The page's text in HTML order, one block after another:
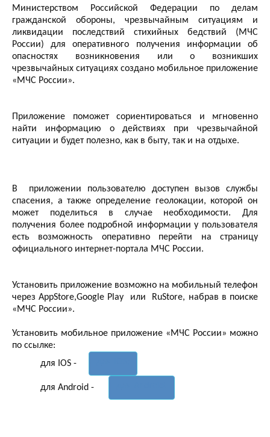
Министерством Российской Федерации по делам
гражданской обороны, чрезвычайным ситуациям и
ликвидации последствий стихийных бедствий (МЧС
России) для оперативного получения информации об
опасностях возникновения или о возникших
чрезвычайных ситуациях создано мобильное приложение
«МЧС России».
Приложение поможет сориентироваться и мгновенно
найти информацию о действиях при чрезвычайной
ситуации и будет полезно, как в быту, так и на отдыхе.
В приложении пользователю доступен вызов службы
спасения, а также определение геолокации, которой он
может поделиться в случае необходимости. Для
получения более подробной информации у пользователя
есть возможность оперативно перейти на страницу
официального интернет-портала МЧС России.
Установить приложение возможно на мобильный телефон
через AppStore,Google Play или RuStore, набрав в поиске
«МЧС России».
Установить мобильное приложение «МЧС России» можно
по ссылке:
для IOS -
для Android -